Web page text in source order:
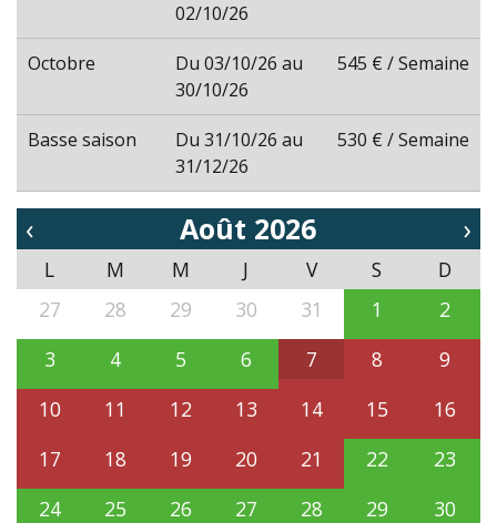
02/10/26
Octobre
Du 03/10/26 au
30/10/26
545 € / Semaine
Basse saison
Du 31/10/26 au
31/12/26
530 € / Semaine
‹ Août 2026 ›
L M M J V S
D
27
28 29 30 31 1
2
3
4 5 6 7 8
9
10
11 12 13 14 15
16
17
18 19 20 21 22
23
24
25 26 27 28 29
30